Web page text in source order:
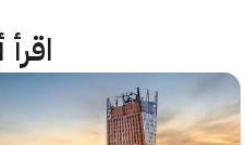
اقرأ